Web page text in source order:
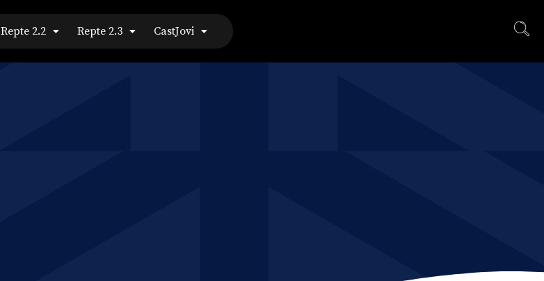
Repte 2.2 Repte 2.3 CastJovi